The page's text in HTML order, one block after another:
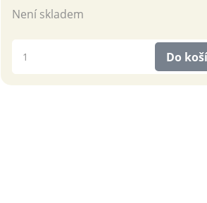
Není skladem
Do